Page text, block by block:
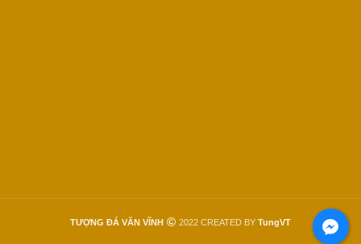
TƯỢNG ĐÁ VĂN VĨNH 2022 CREATED BY TungVT